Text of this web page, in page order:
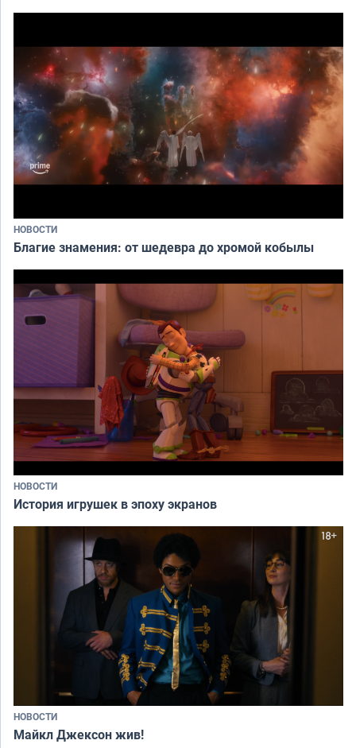
НОВОСТИ
Благие знамения: от шедевра до хромой кобылы
НОВОСТИ
История игрушек в эпоху экранов
НОВОСТИ
Майкл Джексон жив!